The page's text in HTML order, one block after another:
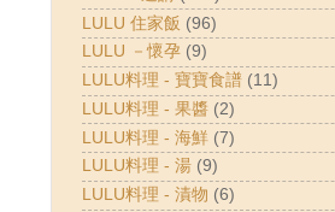
LULU 住家飯 (96)
LULU －懷孕 (9)
LULU料理 - 寶寶食譜 (11)
LULU料理 - 果醬 (2)
LULU料理 - 海鮮 (7)
LULU料理 - 湯 (9)
LULU料理 - 漬物 (6)